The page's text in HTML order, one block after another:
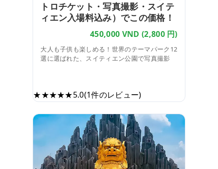
トロチケット・写真撮影・スイテ
ィエン入場料込み）でこの価格！
450,000 VND (2,800 円)
大人も子供も楽しめる！世界のテーマパーク12
選に選ばれた、スイティエン公園で写真撮影
★★★★★5.0(1件のレビュー)